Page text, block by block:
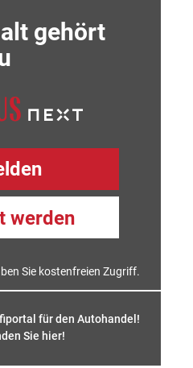
gehört
werden
Sie kostenfreien Zugriff.
für den Autohandel!
Sie hier!